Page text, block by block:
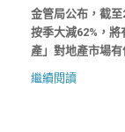
金管局公布，截至
按季大減62%，
產」對地產市場
繼續閱讀